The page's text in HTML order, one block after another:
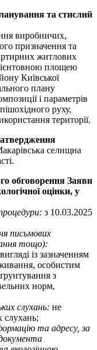
та стислий
виробничих,
призначення та
житлових
площею
Київської
плану
і параметрів
руху,
території.
селищна
обговорення Заяви
оцінки, у
з 10.03.2025
письмових
тощо):
із зазначенням
особистим
з
норм,
слухань: не
слухань;
та адресу, за